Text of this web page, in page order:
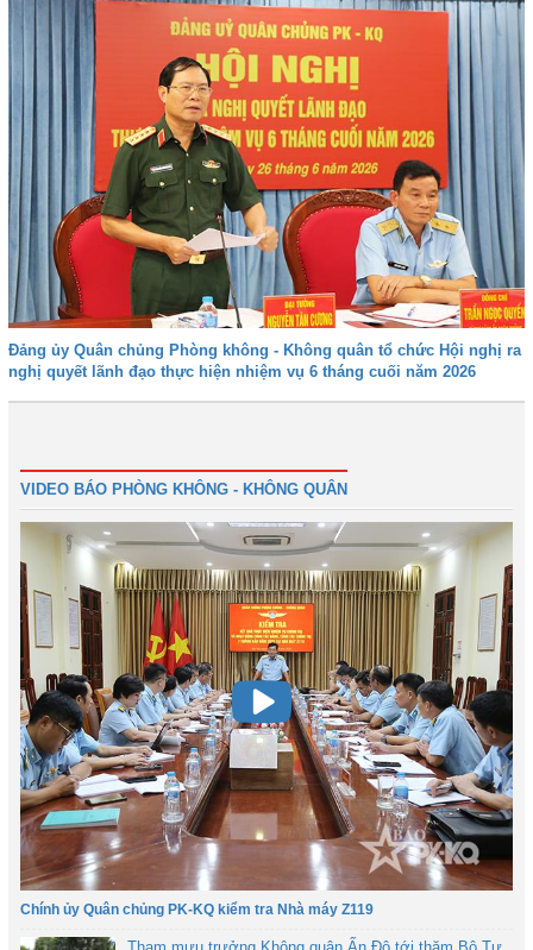
Đảng ủy Quân chủng Phòng không - Không quân tổ chức Hội nghị ra
nghị quyết lãnh đạo thực hiện nhiệm vụ 6 tháng cuối năm 2026
VIDEO BÁO PHÒNG KHÔNG - KHÔNG QUÂN
Chính ủy Quân chủng PK-KQ kiểm tra Nhà máy Z119